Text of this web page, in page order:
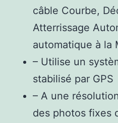
câble Courbe,
Atterrissage
automatique à la
– Utilise un
stabilisé par GPS
– A une
des photos fixes